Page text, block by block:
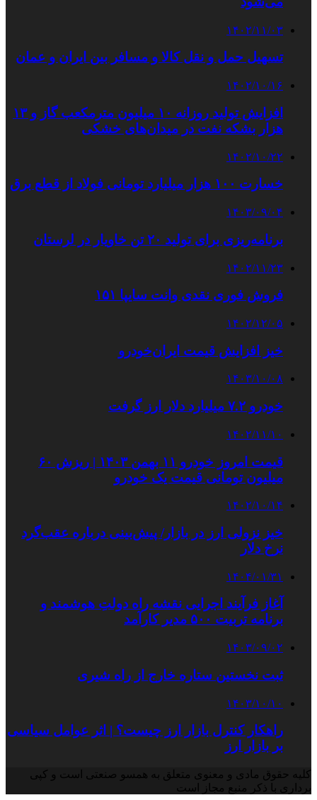
۱۴۰۲/۱۱/۰۳
تسهیل حمل و نقل کالا و مسافر بین ایران و عمان
۱۴۰۲/۱۰/۱۶
افزایش تولید روزانه ۱۰ میلیون مترمکعب گاز و ۱۳
هزار بشکه نفت در میدان‌های خشکی
۱۴۰۲/۱۰/۲۲
خسارت ۱۰۰ هزار میلیارد تومانی فولاد از قطع برق
۱۴۰۳/۰۹/۰۴
برنامه‌ریزی برای تولید ۲۰ تن خاویار در لرستان
۱۴۰۲/۱۱/۲۳
فروش فوری نقدی وانت سایپا ۱۵۱
۱۴۰۲/۱۲/۰۵
خیز افزایش قیمت ایران‌خودرو
۱۴۰۳/۱۰/۰۸
خودرو ۷.۲ میلیارد دلار ارز گرفت
۱۴۰۲/۱۱/۱۰
قیمت امروز خودرو ۱۱ بهمن ۱۴۰۳ | ریزش ۶۰
میلیون تومانی قیمت یک خودرو
۱۴۰۲/۱۰/۱۴
خیز نزولی ارز در بازار/ پیش‌بینی درباره عقب‌گرد
نرخ دلار
۱۴۰۴/۰۱/۳۱
آغاز فرآیند اجرایی نقشه راه دولتِ هوشمند و
برنامه تربیت ۵۰۰ مدیر کارآمد
۱۴۰۳/۰۹/۰۲
ثبت نخستین ستاره خارج از راه شیری
۱۴۰۳/۱۰/۱۰
راهکار کنترل بازار ارز چیست؟ | اثر عوامل سیاسی
بر بازار ارز
کلیه حقوق مادی و معنوی متعلق به همسو صنعتی است و کپی
برداری با ذکر منبع مجاز است